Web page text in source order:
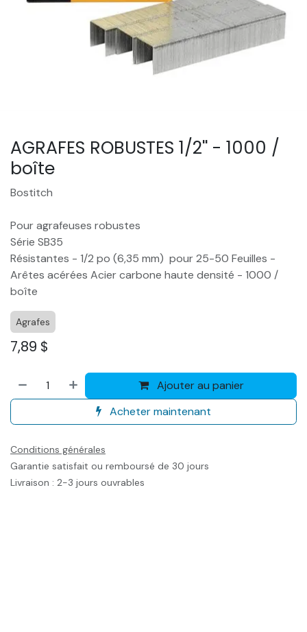
AGRAFES ROBUSTES 1/2'' - 1000 /
boîte
Bostitch
Pour agrafeuses robustes
Série SB35
Résistantes - 1/2 po (6,35 mm) pour 25-50 Feuilles -
Arêtes acérées Acier carbone haute densité - 1000 /
boîte
Agrafes
7,89 $
Ajouter au panier
Acheter maintenant
Conditions générales
Garantie satisfait ou remboursé de 30 jours
Livraison : 2-3 jours ouvrables